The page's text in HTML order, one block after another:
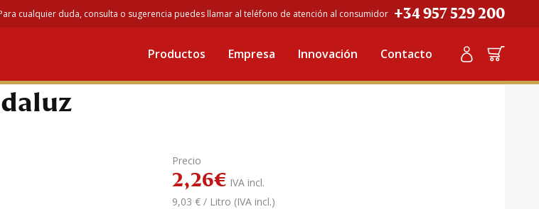
cualquier duda, consulta o sugerencia puedes llamar al teléfono de atención al consumidor +34 957 529 200
Productos Empresa Innovación Contacto
Virgen Extra: Cristal 250ml
Precio
2,26€ IVA incl.
9,03 € / Litro (IVA incl.)